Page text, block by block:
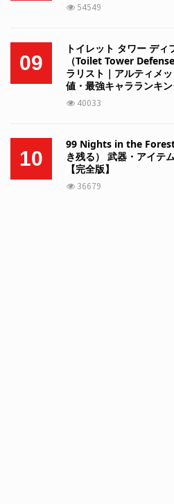
54549
09
トイレット タワー ディ
（Toilet Tower
ラリスト｜アルティメ
値・最強キャラランキ
40033
10
99 Nights in the
き残る） 武器・アイテ
【完全版】
36679